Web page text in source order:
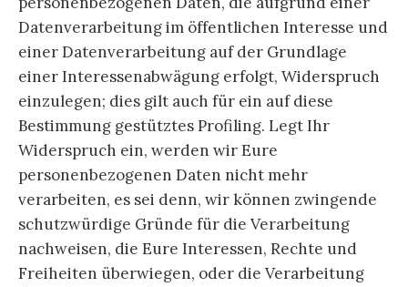
Datenverarbeitung im öffentlichen Interesse und
einer Datenverarbeitung auf der Grundlage
einer Interessenabwägung erfolgt, Widerspruch
einzulegen; dies gilt auch für ein auf diese
Bestimmung gestütztes Profiling. Legt Ihr
Widerspruch ein, werden wir Eure
personenbezogenen Daten nicht mehr
verarbeiten, es sei denn, wir können zwingende
schutzwürdige Gründe für die Verarbeitung
nachweisen, die Eure Interessen, Rechte und
Freiheiten überwiegen, oder die Verarbeitung